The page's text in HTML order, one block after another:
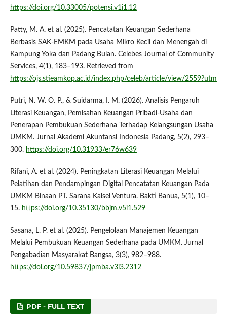
https://doi.org/10.33005/potensi.v1i1.12
Patty, M. A. et al. (2025). Pencatatan Keuangan Sederhana
Berbasis SAK-EMKM pada Usaha Mikro Kecil dan Menengah di
Kampung Yoka dan Padang Bulan. Celebes Journal of Community
Services, 4(1), 183–193. Retrieved from
https://ojs.stieamkop.ac.id/index.php/celeb/article/view/2559?utm
Putri, N. W. O. P., & Suidarma, I. M. (2026). Analisis Pengaruh
Literasi Keuangan, Pemisahan Keuangan Pribadi-Usaha dan
Penerapan Pembukuan Sederhana Terhadap Kelangsungan Usaha
UMKM. Jurnal Akademi Akuntansi Indonesia Padang, 5(2), 293–
300. https://doi.org/10.31933/er76w639
Rifani, A. et al. (2024). Peningkatan Literasi Keuangan Melalui
Pelatihan dan Pendampingan Digital Pencatatan Keuangan Pada
UMKM Binaan PT. Sarana Kalsel Ventura. Bakti Banua, 5(1), 10–
15. https://doi.org/10.35130/bbjm.v5i1.529
Sasana, L. P. et al. (2025). Pengelolaan Manajemen Keuangan
Melalui Pembukuan Keuangan Sederhana pada UMKM. Jurnal
Pengabadian Masyarakat Bangsa, 3(3), 982–988.
https://doi.org/10.59837/jpmba.v3i3.2312
PDF - FULL TEXT